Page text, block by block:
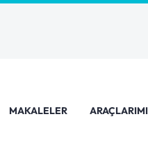
MAKALELER